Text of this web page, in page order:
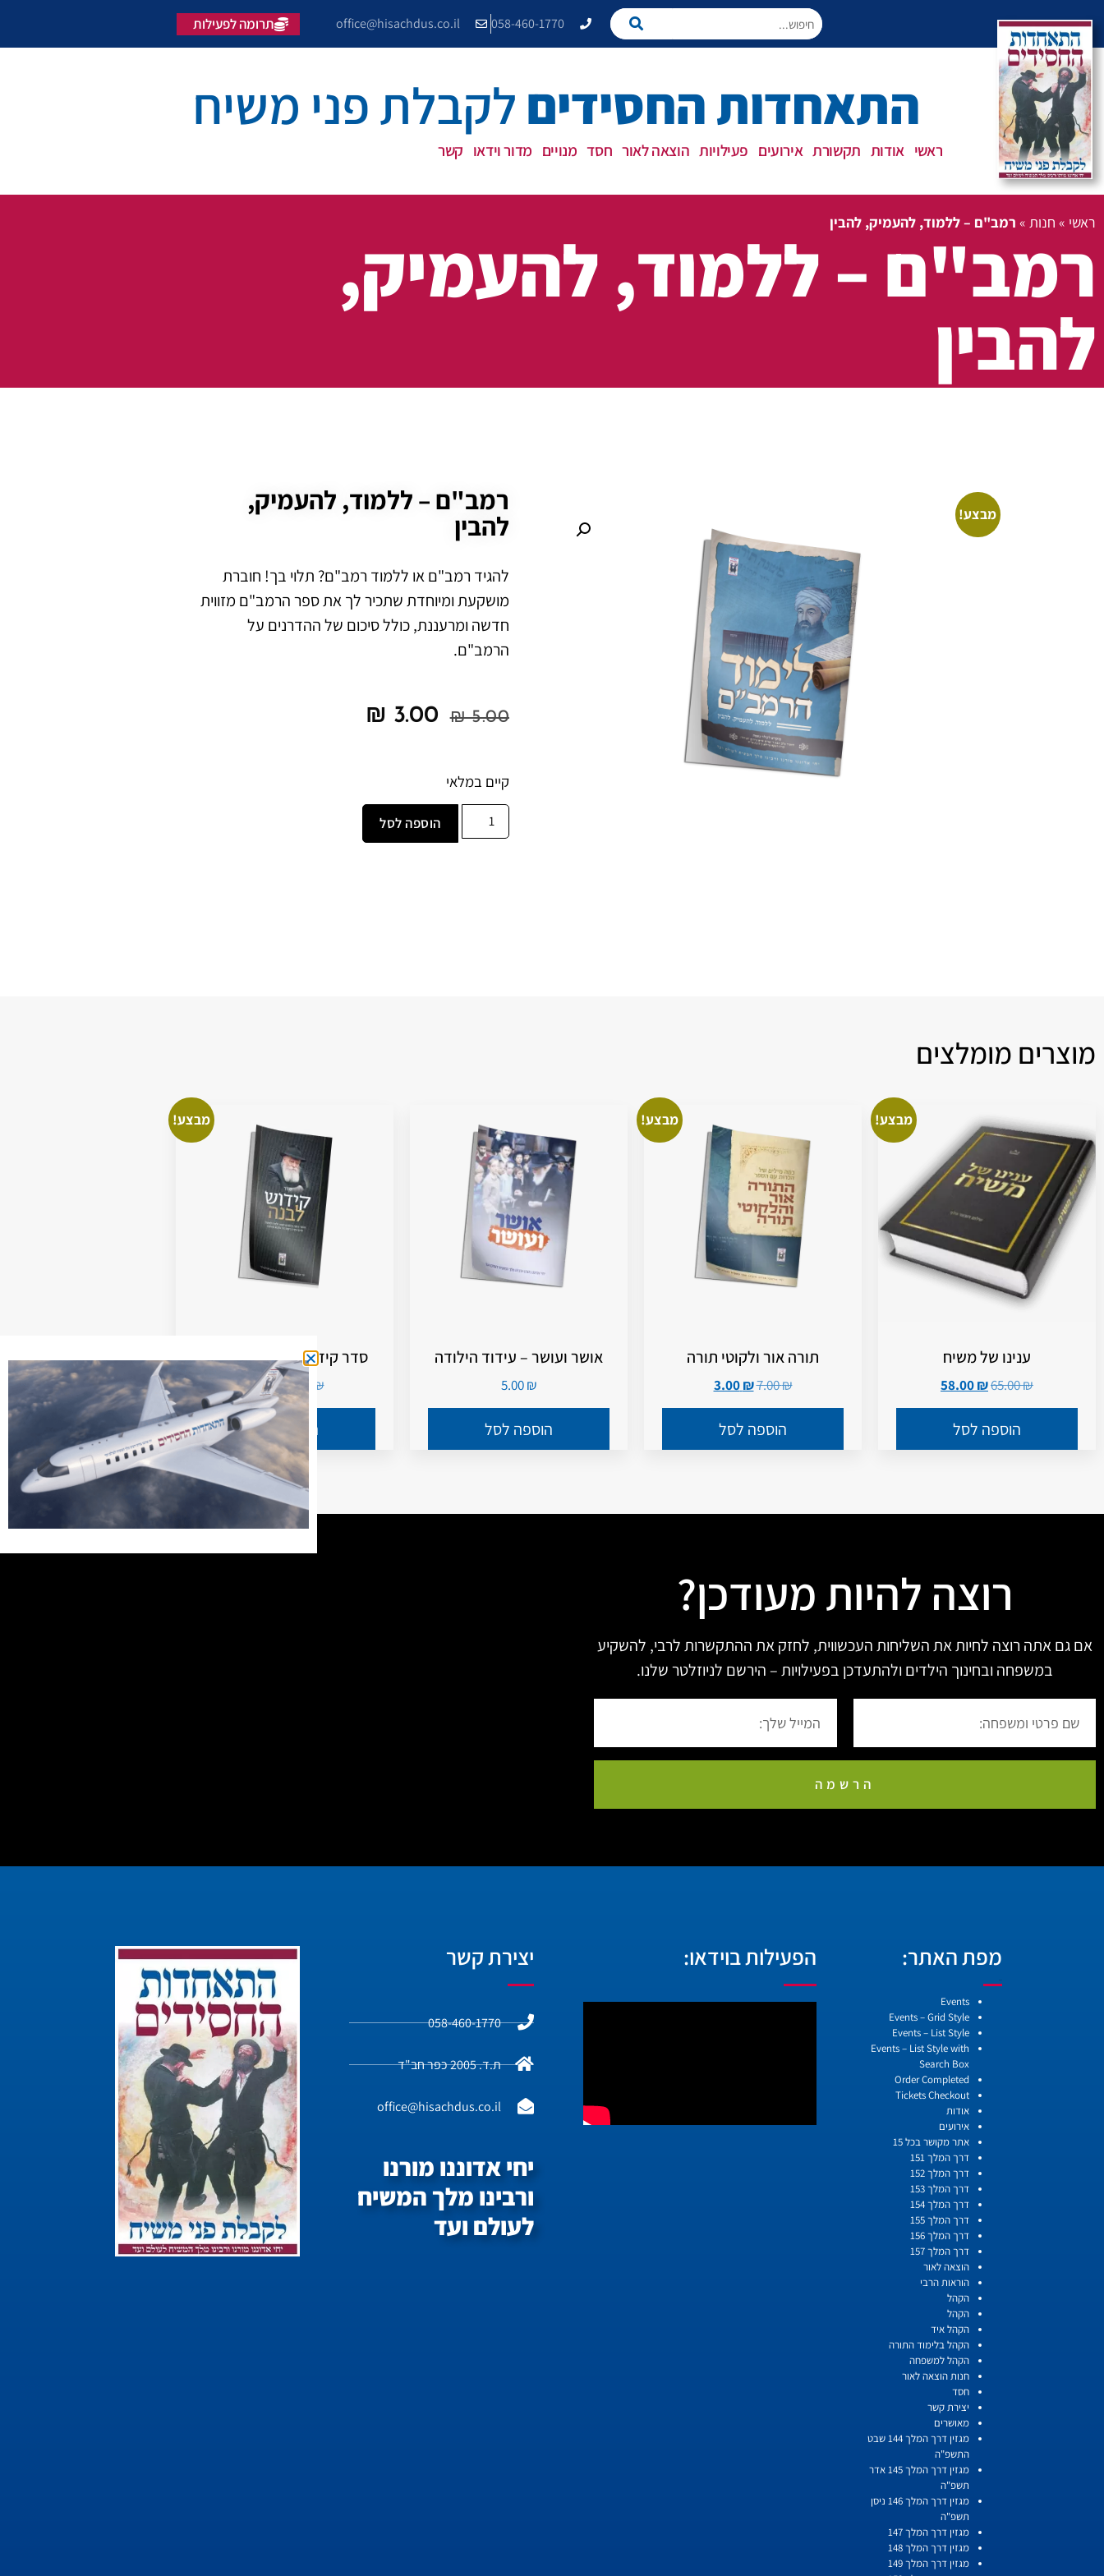
058-460-1770
office@hisachdus.co.il תרומה לפעילות
התאחדות החסידיםלקבלת פני משיח
ראשי אודות תקשורת אירועים פעילויות הוצאה לאור חסד מנויים מדור וידאו קשר
ראשי » חנות » רמב"ם – ללמוד, להעמיק, להבין
רמב"ם – ללמוד, להעמיק,
להבין
מבצע! רמב"ם – ללמוד, להעמיק,
להבין
להגיד רמב"ם או ללמוד רמב"ם? תלוי בך! חוברת
מושקעת ומיוחדת שתכיר לך את ספר הרמב"ם מזווית
חדשה ומרעננת, כולל סיכום של ההדרנים על
הרמב"ם.
₪5.00
₪ 3.00
קיים במלאי
הוספה לסל
מוצרים מומלצים
מבצע!
ענינו של משיח
₪
65.00
₪
הוספה לסל
מבצע!
תורה אור ולקוטי תורה
₪
7.00
₪
3.00
הוספה לסל
אושר ועושר – עידוד הילודה
₪
5.00
הוספה לסל
מבצע!
סדר קידוש לבנה – המבואר
₪
₪
3.00
הוספה לסל
רוצה להיות מעודכן?
אם גם אתה רוצה לחיות את השליחות העכשווית, לחזק את ההתקשרות לרבי, להשקיע
במשפחה ובחינוך הילדים ולהתעדכן בפעילויות – הירשם לניוזלטר שלנו.
הרשמה
מפת האתר:
Events
Events – Grid Style
Events – List Style
Events – List Style with
Search Box
Order Completed
Tickets Checkout
אודות
אירועים
אתר מקושר בכל 15
דרך המלך 151
דרך המלך 152
דרך המלך 153
דרך המלך 154
דרך המלך 155
דרך המלך 156
דרך המלך 157
הוצאה לאור
הוראות הרבי
הקהל
הקהל
הקהל איד
הקהל בלימוד התורה
הקהל למשפחה
חנות הוצאה לאור
חסד
יצירת קשר
מאושרים
מגזין דרך המלך 144 שבט
התשפ"ה
מגזין דרך המלך 145 אדר
תשפ"ה
מגזין דרך המלך 146 ניסן
תשפ"ה
מגזין דרך המלך 147
מגזין דרך המלך 148
מגזין דרך המלך 149
הפעילות בוידאו: יצירת קשר
058-460-1770
ת.ד. 2005 כפר חב"ד
office@hisachdus.co.il
יחי אדוננו מורנו
ורבינו מלך המשיח
לעולם ועד